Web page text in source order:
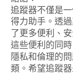
追蹤器不僅是
得力助手。透
了更多便利、
這些便利的同
隱私和倫理的
類。希望追蹤